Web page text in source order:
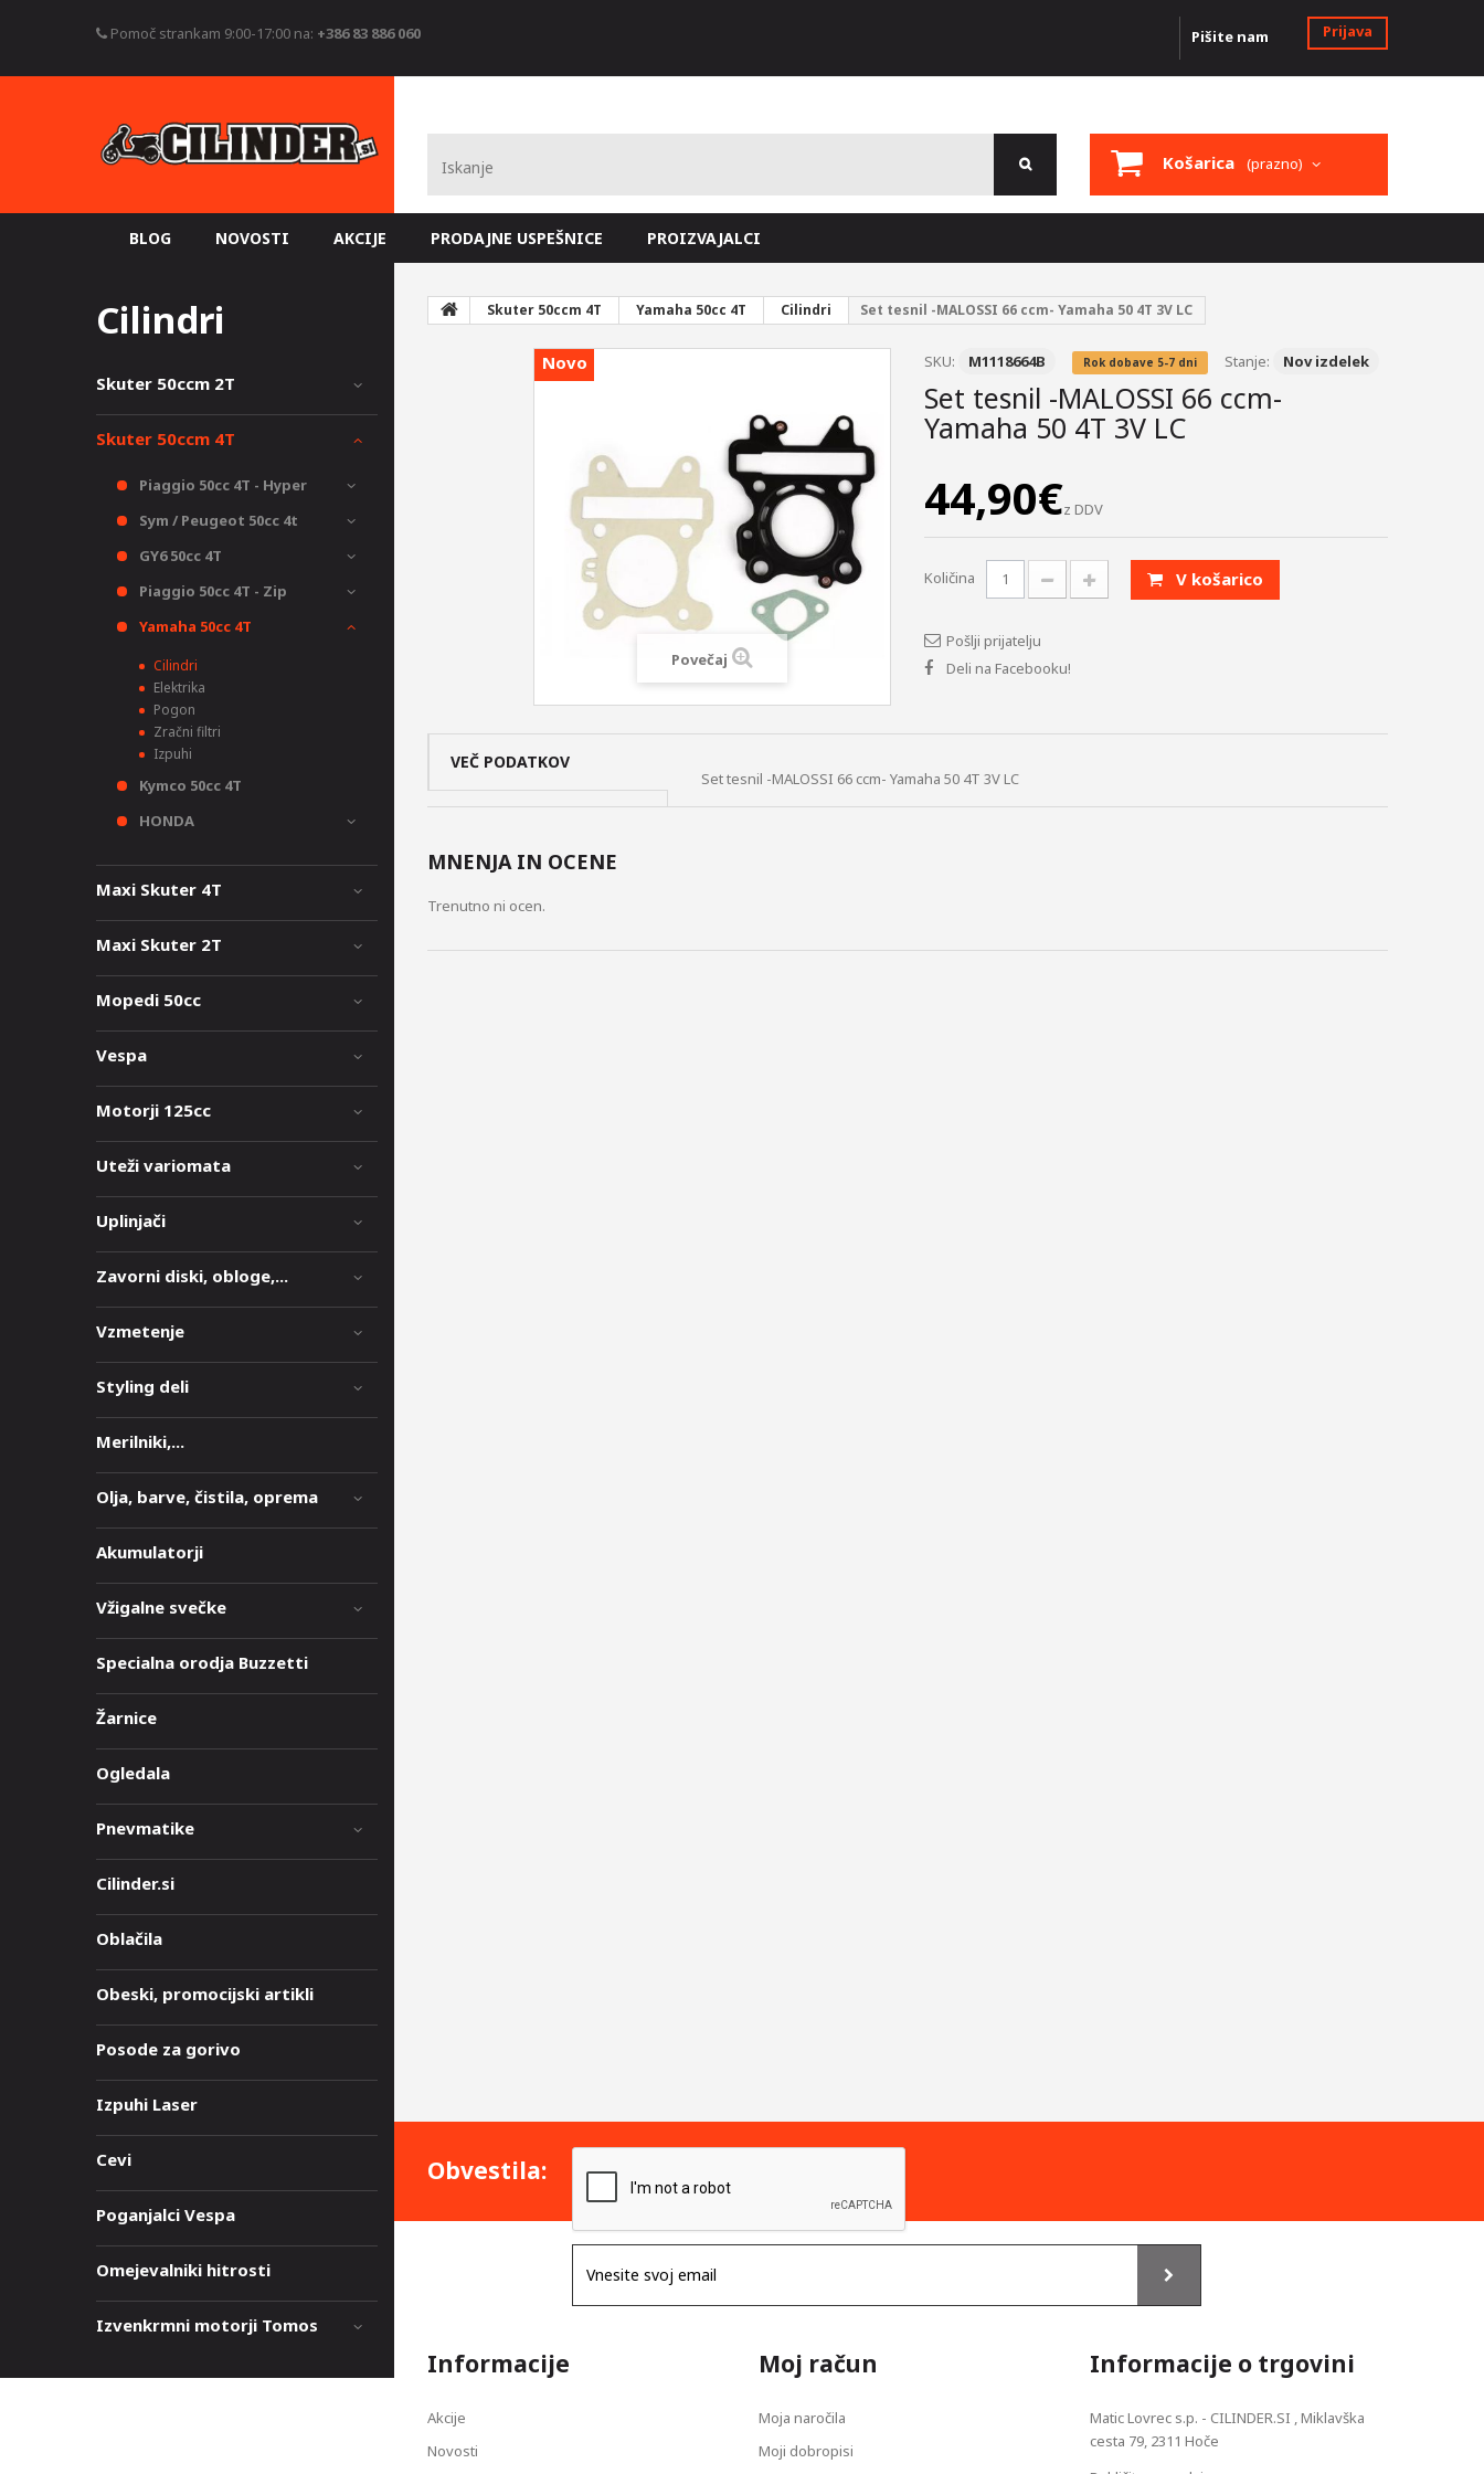
Prijava
Pišite nam
Pomoč strankam 9:00-17:00 na: +386 83 886 060
Košarica (prazno)
BLOG NOVOSTI AKCIJE PRODAJNE USPEŠNICE PROIZVAJALCI
Skuter 50ccm 4T Yamaha 50cc 4T Cilindri Set tesnil -MALOSSI 66 ccm- Yamaha 50 4T 3V LC
Novo
Povečaj
SKU: M1118664B Rok dobave 5-7 dni Stanje: Nov izdelek
Set tesnil -MALOSSI 66 ccm-
Yamaha 50 4T 3V LC
44,90€z DDV
Količina V košarico
Pošlji prijatelju
Deli na Facebooku!
VEČ PODATKOV
Set tesnil -MALOSSI 66 ccm- Yamaha 50 4T 3V LC
MNENJA IN OCENE
Trenutno ni ocen.
Cilindri
Skuter 50ccm 2T
Skuter 50ccm 4T
Piaggio 50cc 4T - Hyper
Sym / Peugeot 50cc 4t
GY6 50cc 4T
Piaggio 50cc 4T - Zip
Yamaha 50cc 4T
Cilindri
Elektrika
Pogon
Zračni filtri
Izpuhi
Kymco 50cc 4T
HONDA
Maxi Skuter 4T
Maxi Skuter 2T
Mopedi 50cc
Vespa
Motorji 125cc
Uteži variomata
Uplinjači
Zavorni diski, obloge,...
Vzmetenje
Styling deli
Merilniki,...
Olja, barve, čistila, oprema
Akumulatorji
Vžigalne svečke
Specialna orodja Buzzetti
Žarnice
Ogledala
Pnevmatike
Cilinder.si
Oblačila
Obeski, promocijski artikli
Posode za gorivo
Izpuhi Laser
Cevi
Poganjalci Vespa
Omejevalniki hitrosti
Izvenkrmni motorji Tomos
Obvestila:
Informacije
Akcije
Novosti
Moj račun
Moja naročila
Moji dobropisi
Informacije o trgovini
Matic Lovrec s.p. - CILINDER.SI , Miklavška
cesta 79, 2311 Hoče